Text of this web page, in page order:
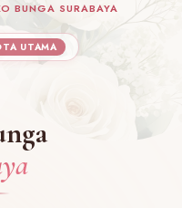
BUNGA SURABAYA
UTAMA